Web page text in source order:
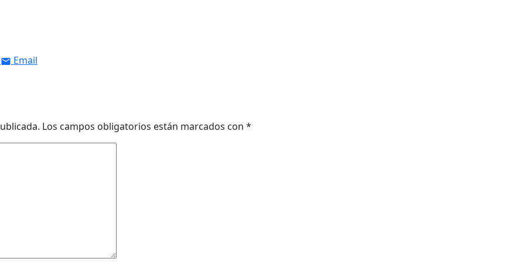
Email
Los campos obligatorios están marcados con *